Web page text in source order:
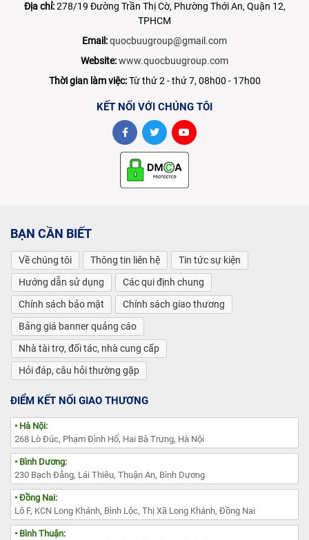
Địa chỉ:278/19 Đường Trần Thị Cờ, Phường Thới An, Quận 12,
TPHCM
Email:quocbuugroup@gmail.com
Website:www.quocbuugroup.com
Thời gian làm việc:Từ thứ 2 - thứ 7, 08h00 - 17h00
KẾT NỐI VỚI CHÚNG TÔI
BẠN CẦN BIẾT
Về chúng tôi Thông tin liên hệ
Tin tức sự kiện
Hướng dẫn sử dụng
Các qui định chung
Chính sách bảo mật
Chính sách giao thương
Bảng giá banner quảng cáo
Nhà tài trợ, đối tác, nhà cung cấp
Hỏi đáp, câu hỏi thường gặp
ĐIỂM KẾT NỐI GIAO THƯƠNG
• Hà Nội:
268 Lò Đúc, Phạm Đình Hổ, Hai Bà Trưng, Hà Nội
• Bình Dương:
230 Bạch Đằng, Lái Thiêu, Thuận An, Bình Dương
• Đồng Nai:
Lô F, KCN Long Khánh, Bình Lộc, Thị Xã Long Khánh, Đồng Nai
• Bình Thuận: